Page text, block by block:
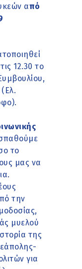
από
12.30 το
το
μας να
την
μυελού
της
για